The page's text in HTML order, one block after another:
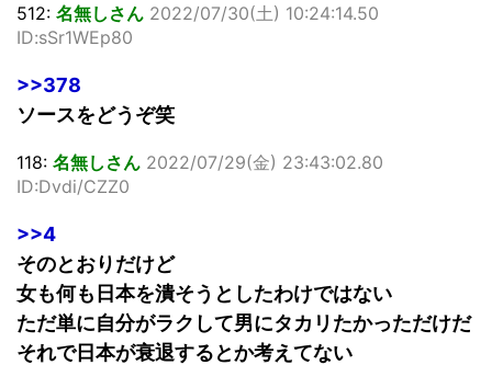
512: 名無しさん 2022/07/30(土) 10:24:14.50
ID:sSr1WEp80
>>378
ソースをどうぞ笑
118: 名無しさん 2022/07/29(金) 23:43:02.80
ID:Dvdi/CZZ0
>>4
そのとおりだけど
女も何も日本を潰そうとしたわけではない
ただ単に自分がラクして男にタカリたかっただけだ
それで日本が衰退するとか考えてない